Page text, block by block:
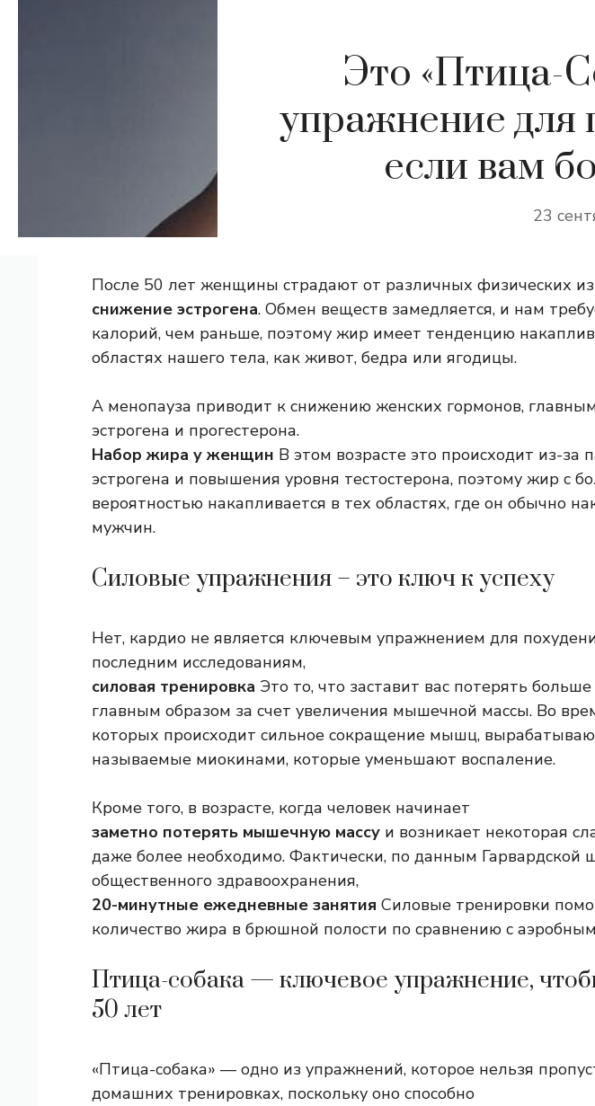
Это «Птица-
упражнение для
если вам
23
После 50 лет женщины страдают от различных физических
снижение эстрогена. Обмен веществ замедляется, и нам
калорий, чем раньше, поэтому жир имеет тенденцию
областях нашего тела, как живот, бедра или ягодицы.
А менопауза приводит к снижению женских гормонов,
эстрогена и прогестерона.
Набор жира у женщин В этом возрасте это происходит из-за
эстрогена и повышения уровня тестостерона, поэтому жир с
вероятностью накапливается в тех областях, где он обычно
мужчин.
Силовые упражнения – это ключ к успеху
Нет, кардио не является ключевым упражнением для
последним исследованиям,
силовая тренировка Это то, что заставит вас потерять
главным образом за счет увеличения мышечной массы. Во
которых происходит сильное сокращение мышц,
называемые миокинами, которые уменьшают воспаление.
Кроме того, в возрасте, когда человек начинает
заметно потерять мышечную массу и возникает некоторая
даже более необходимо. Фактически, по данным Гарвардской
общественного здравоохранения,
20-минутные ежедневные занятия Силовые тренировки
количество жира в брюшной полости по сравнению с
Птица-собака — ключевое упражнение,
50 лет
«Птица-собака» — одно из упражнений, которое нельзя
домашних тренировках, поскольку оно способно